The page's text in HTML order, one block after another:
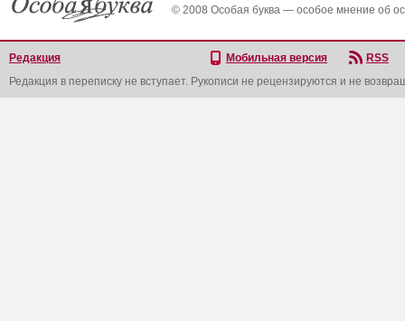
© 2008 Особая буква — особое мнение об
Редакция Мобильная версия
RSS
Редакция в переписку не вступает. Рукописи не рецензируются и не